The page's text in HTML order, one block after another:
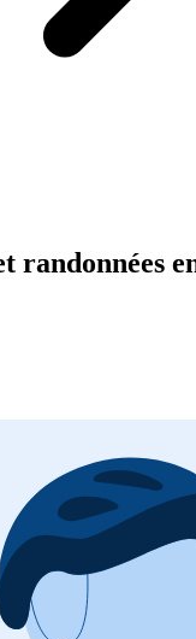
randonnées